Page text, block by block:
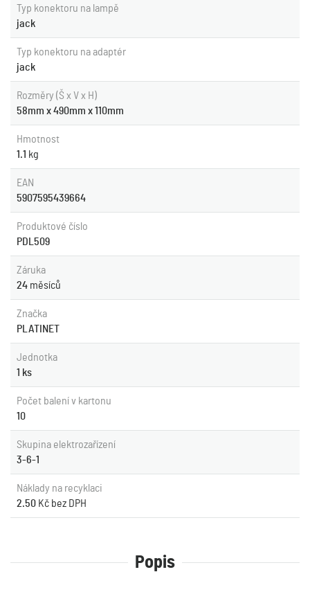
Typ konektoru na lampě
jack
Typ konektoru na adaptér
jack
Rozměry (Š x V x H)
58mm x 490mm x 110mm
Hmotnost
1.1 kg
EAN
5907595439664
Produktové číslo
PDL509
Záruka
24 měsíců
Značka
PLATINET
Jednotka
1 ks
Počet balení v kartonu
10
Skupina elektrozařízení
3-6-1
Náklady na recyklaci
2.50 Kč bez DPH
Popis